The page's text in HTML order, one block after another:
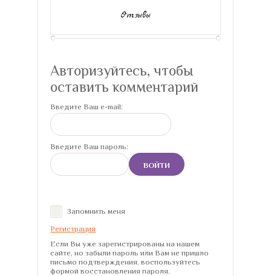
Отзывы
Авторизуйтесь, чтобы
оставить комментарий
Введите Ваш e-mail:
Введите Ваш пароль:
ВОЙТИ
Запомнить меня
Регистрация
Если Вы уже зарегистрированы на нашем
сайте, но забыли пароль или Вам не пришло
письмо подтверждения, воспользуйтесь
формой восстановления пароля.